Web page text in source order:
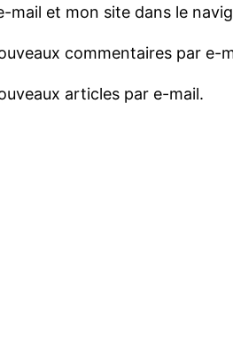
mail et mon site dans le
commentaires par e-
articles par e-mail.